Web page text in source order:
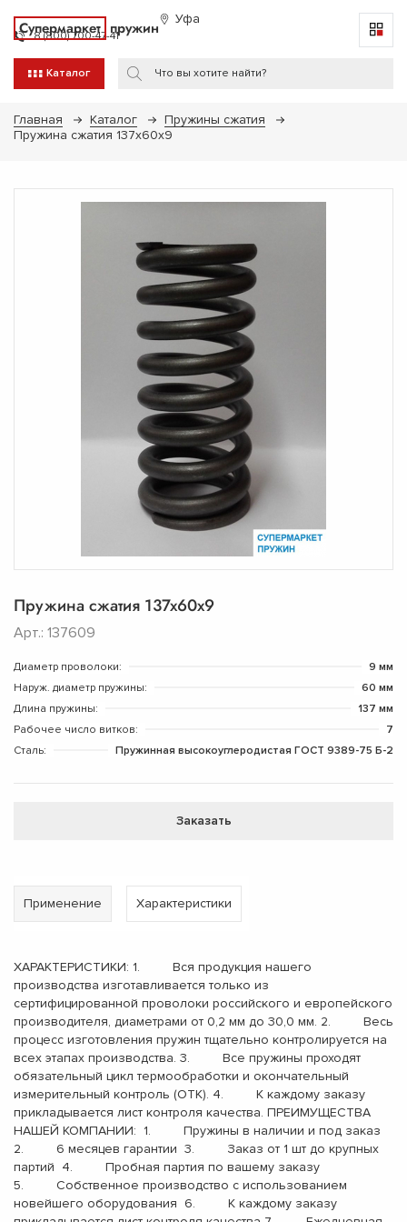
Супермаркет пружин Уфа
8 (800) 700-47-41
Каталог
Главная Каталог
Пружины сжатия
Пружина сжатия 137х60х9
Пружина сжатия 137х60х9
Арт.: 137609
Диаметр проволоки:
9 мм
Наруж. диаметр пружины:
60 мм
Длина пружины:
137 мм
Рабочее число витков:
7
Сталь:
Пружинная высокоуглеродистая ГОСТ 9389-75 Б-2
Заказать
Применение Характеристики
ХАРАКТЕРИСТИКИ: 1. Вся продукция нашего
производства изготавливается только из
сертифицированной проволоки российского и европейского
производителя, диаметрами от 0,2 мм до 30,0 мм. 2. Весь
процесс изготовления пружин тщательно контролируется на
всех этапах производства. 3. Все пружины проходят
обязательный цикл термообработки и окончательный
измерительный контроль (ОТК). 4. К каждому заказу
прикладывается лист контроля качества. ПРЕИМУЩЕСТВА
НАШЕЙ КОМПАНИИ: 1. Пружины в наличии и под заказ
2. 6 месяцев гарантии 3. Заказ от 1 шт до крупных
партий 4. Пробная партия по вашему заказу
5. Собственное производство с использованием
новейшего оборудования 6. К каждому заказу